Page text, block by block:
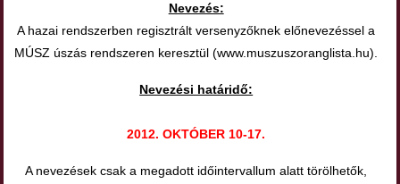
Nevezés:
A hazai rendszerben regisztrált versenyzőknek előnevezéssel a
MÚSZ úszás rendszeren keresztül (www.muszuszoranglista.hu).
Nevezési határidő:
2012. OKTÓBER 10-17.
A nevezések csak a megadott időintervallum alatt törölhetők,